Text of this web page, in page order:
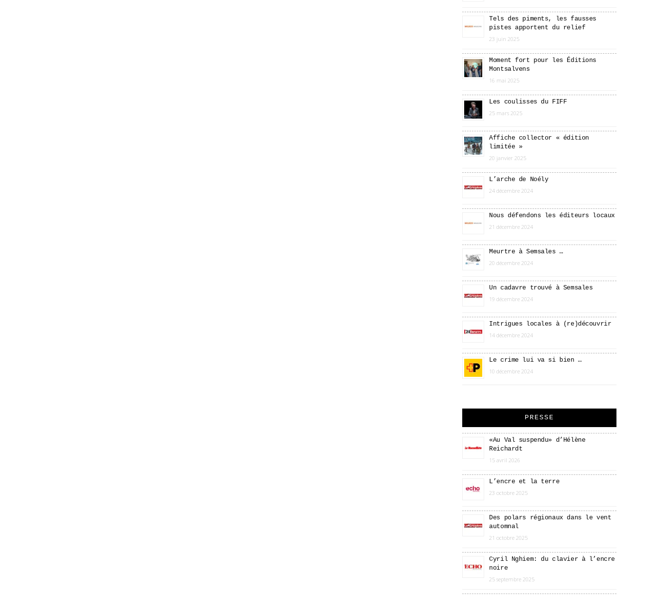
Tels des piments, les fausses
pistes apportent du relief
23 juin 2025
Moment fort pour les Éditions
Montsalvens
16 mai 2025
Les coulisses du FIFF
25 mars 2025
Affiche collector « édition
limitée »
20 janvier 2025
L’arche de Noély
24 décembre 2024
Nous défendons les éditeurs locaux
21 décembre 2024
Meurtre à Semsales …
20 décembre 2024
Un cadavre trouvé à Semsales
19 décembre 2024
Intrigues locales à (re)découvrir
14 décembre 2024
Le crime lui va si bien …
10 décembre 2024
PRESSE
«Au Val suspendu» d’Hélène
Reichardt
15 avril 2026
L’encre et la terre
23 octobre 2025
Des polars régionaux dans le vent
automnal
21 octobre 2025
Cyril Nghiem: du clavier à l’encre
noire
25 septembre 2025